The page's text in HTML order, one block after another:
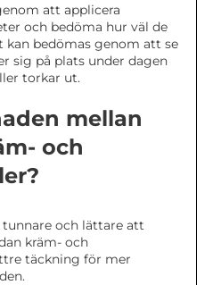
att applicera
och bedöma hur väl de
kan bedömas genom att se
sig på plats under dagen
torkar ut.
mellan
och
och lättare att
kräm- och
täckning för mer